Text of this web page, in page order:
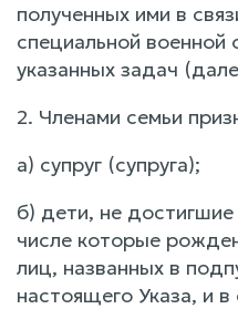
полученных ими в
специальной
указанных задач
2. Членами семьи
а) супруг (супруга);
б) дети, не
числе которые
лиц, названных в
настоящего Указа, и